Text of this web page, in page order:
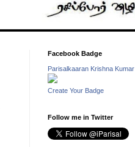
Facebook Badge
Parisalkaaran Krishna Kumar
Create Your Badge
Follow me in Twitter